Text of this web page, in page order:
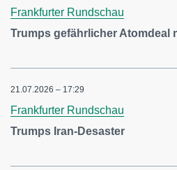
Frankfurter Rundschau
Trumps gefährlicher Atomdeal
21.07.2026 – 17:29
Frankfurter Rundschau
Trumps Iran-Desaster